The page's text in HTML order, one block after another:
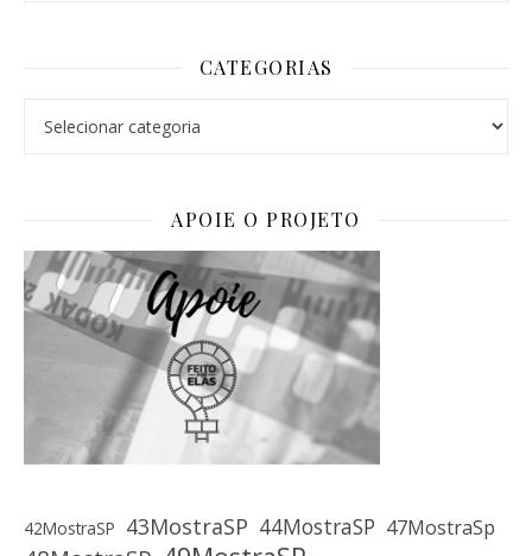
CATEGORIAS
APOIE O PROJETO
42MostraSP 43MostraSP 44MostraSP 47MostraSp